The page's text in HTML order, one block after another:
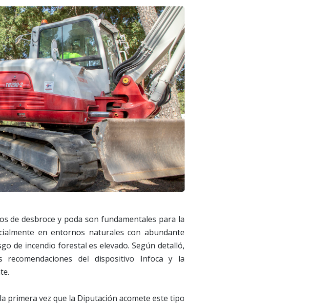
de desbroce y poda son fundamentales para la
en entornos naturales con abundante
de incendio forestal es elevado. Según detalló,
del dispositivo Infoca y la
primera vez que la Diputación acomete este tipo